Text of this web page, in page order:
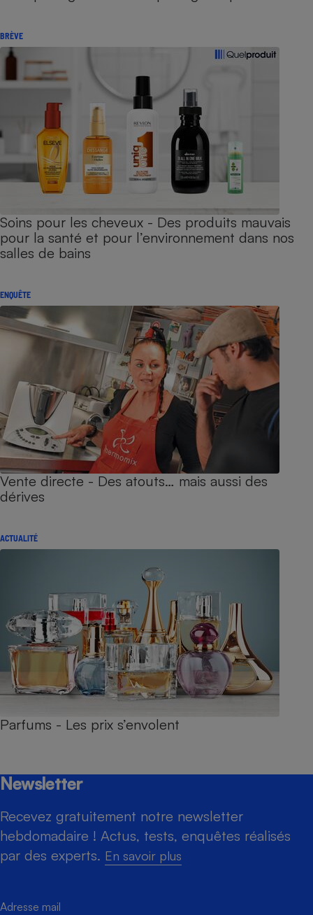
BRÈVE
Soins pour les cheveux - Des produits mauvais
pour la santé et pour l’environnement dans nos
salles de bains
ENQUÊTE
Vente directe - Des atouts… mais aussi des
dérives
ACTUALITÉ
Parfums - Les prix s’envolent
Newsletter
Recevez gratuitement notre newsletter
hebdomadaire ! Actus, tests, enquêtes réalisés
par des experts. En savoir plus
Adresse mail